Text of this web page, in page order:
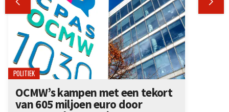
POLITIEK
OCMW’s kampen met een tekort
van 605 miljoen euro door